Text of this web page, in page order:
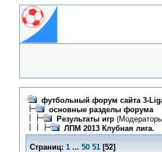
футбольный форум сайта 3-
основные разделы форума
Результаты игр
ЛПМ 2013 Клубная лига.
Страниц: 1 ... 50 51[52]